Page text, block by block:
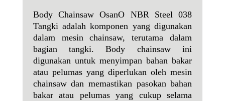
Body Chainsaw OsanO NBR Steel 038
Tangki adalah komponen yang digunakan
dalam mesin chainsaw, terutama dalam
bagian tangki. Body chainsaw ini
digunakan untuk menyimpan bahan bakar
atau pelumas yang diperlukan oleh mesin
chainsaw dan memastikan pasokan bahan
bakar atau pelumas yang cukup selama